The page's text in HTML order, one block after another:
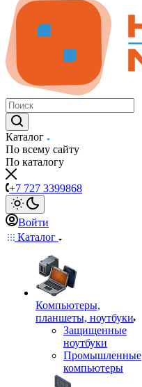
Каталог
По всему сайту
По каталогу
+7 727 3399868
Войти
Каталог
Компьютеры,
планшеты, ноутбуки
Защищенные
ноутбуки
Промышленные
компьютеры